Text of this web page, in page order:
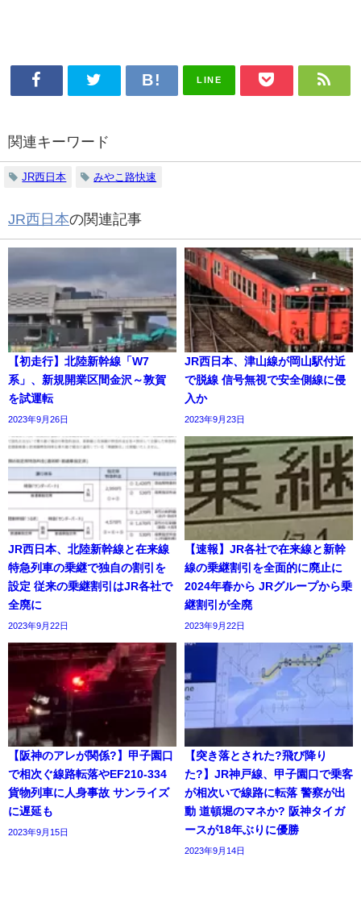
LINE
関連キーワード
JR西日本 みやこ路快速
JR西日本の関連記事
【初走行】北陸新幹線「W7
系」、新規開業区間金沢～敦賀
を試運転
2023年9月26日
JR西日本、津山線が岡山駅付近
で脱線 信号無視で安全側線に侵
入か
2023年9月23日
JR西日本、北陸新幹線と在来線
特急列車の乗継で独自の割引を
設定 従来の乗継割引はJR各社で
全廃に
2023年9月22日
【速報】JR各社で在来線と新幹
線の乗継割引を全面的に廃止に
2024年春から JRグループから乗
継割引が全廃
2023年9月22日
【阪神のアレが関係?】甲子園口
で相次ぐ線路転落やEF210-334
貨物列車に人身事故 サンライズ
に遅延も
2023年9月15日
【突き落とされた?飛び降り
た?】JR神戸線、甲子園口で乗客
が相次いで線路に転落 警察が出
動 道頓堀のマネか? 阪神タイガ
ースが18年ぶりに優勝
2023年9月14日